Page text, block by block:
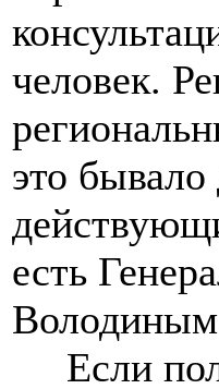
человек.
это
есть
Если